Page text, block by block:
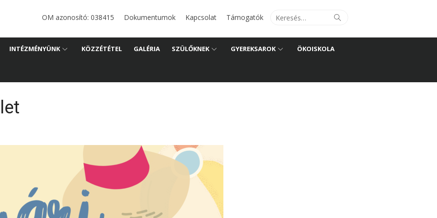
Search
Search
OM azonosító: 038415 Dokumentumok Kapcsolat Támogatók
INTÉZMÉNYÜNK KÖZZÉTÉTEL GALÉRIA SZÜLŐKNEK GYEREKSAROK ÖKOISKOLA